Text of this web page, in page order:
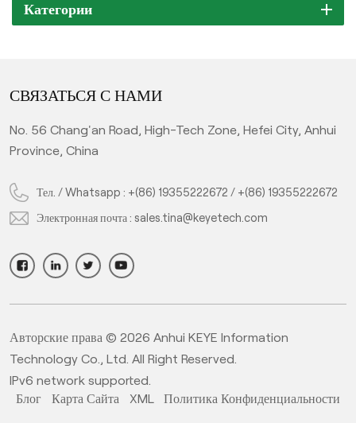
Категории
СВЯЗАТЬСЯ С НАМИ
No. 56 Chang'an Road, High-Tech Zone, Hefei City, Anhui
Province, China
Тел. / Whatsapp : +(86) 19355222672 / +(86) 19355222672
Электронная почта :sales.tina@keyetech.com
Авторские права © 2026 Anhui KEYE Information
Technology Co., Ltd. All Right Reserved.
IPv6 network supported.
Блог
Карта Сайта XML Политика Конфиденциальности